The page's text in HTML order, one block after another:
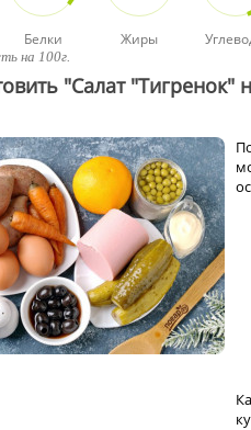
Белки Жиры
на 100г.
"Салат "Тигренок"